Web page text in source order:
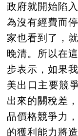
政府就開始陷
為沒有經費而
家也看到了，
晚清。所以在
步表示，如果
美出口主要競
出來的關稅差
品價格競爭力
的獲利能力將